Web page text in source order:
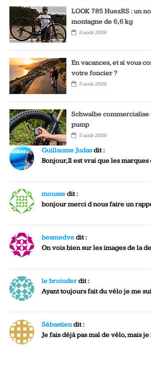
LOOK 785 HuezRS : un
montagne de 6,6 kg
6 août 2026
En vacances, et si vous
votre foncier ?
5 août 2026
Schwalbe
pump
5 août 2026
Guillaume Judasdit :
Bonjour,Il est vrai que les marques
moussedit :
bonjour merci d nous faire un
besmedvedit :
On vois bien sur les images de la
le broiuderdit :
Ayant toujours fait du vélo je me
Sébastiendit :
Je fais déjà pas mal de vélo, mais je